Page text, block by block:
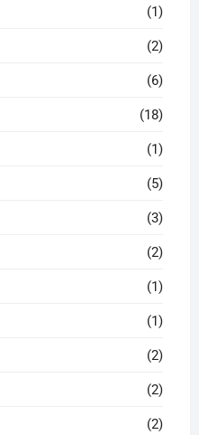
(1)
(2)
(6)
(18)
(1)
(5)
(3)
(2)
(1)
(1)
(2)
(2)
(2)